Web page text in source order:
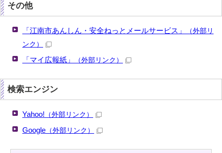
その他
「江南市あんしん・安全ねっとメールサービス」
（外部リ
ンク）
「マイ広報紙」 （外部リンク）
検索エンジン
Yahoo! （外部リンク）
Google （外部リンク）